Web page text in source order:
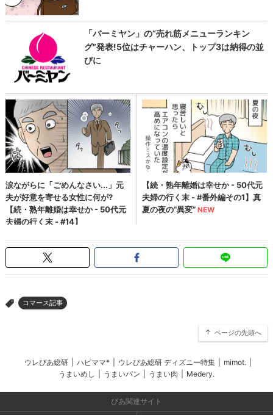
> コマース記事
ページの先頭へ
ウレぴあ総研 ハピママ* ウレぴあ総研 ディズニー特集 mimot.
うまいめし
うまいパン うまい肉 Medery.
ぴあ関連サイト